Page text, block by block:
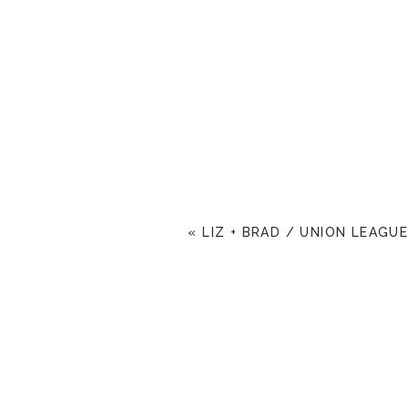
« LIZ + BRAD / UNION LEAGUE